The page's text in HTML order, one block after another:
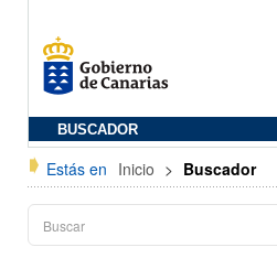
BUSCADOR
Estás en Inicio > Buscador